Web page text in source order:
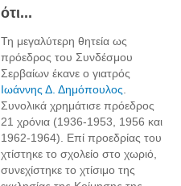
ότι...
Τη μεγαλύτερη θητεία ως
πρόεδρος του Συνδέσμου
Σερβαίων έκανε ο γιατρός
Ιωάννης Δ. Δημόπουλος
Συνολικά χρημάτισε πρόεδρος
21 χρόνια (1936-1953, 1956 και
1962-1964). Επί προεδρίας του
χτίστηκε το σχολείο στο χωριό,
συνεχίστηκε το χτίσιμο της